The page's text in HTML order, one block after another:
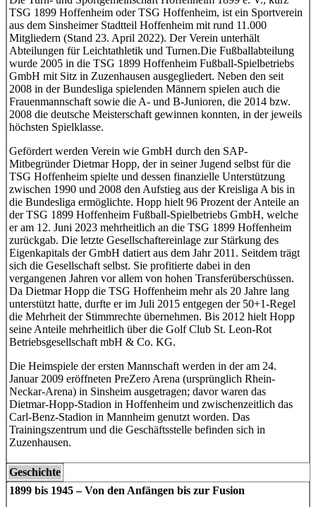
TSG 1899 Hoffenheim oder TSG Hoffenheim, ist ein Sportverein
aus dem Sinsheimer Stadtteil Hoffenheim mit rund 11.000
Mitgliedern (Stand 23. April 2022). Der Verein unterhält
Abteilungen für Leichtathletik und Turnen.Die Fußballabteilung
wurde 2005 in die TSG 1899 Hoffenheim Fußball-Spielbetriebs
GmbH mit Sitz in Zuzenhausen ausgegliedert. Neben den seit
2008 in der Bundesliga spielenden Männern spielen auch die
Frauenmannschaft sowie die A- und B-Junioren, die 2014 bzw.
2008 die deutsche Meisterschaft gewinnen konnten, in der jeweils
höchsten Spielklasse.
Gefördert werden Verein wie GmbH durch den SAP-
Mitbegründer Dietmar Hopp, der in seiner Jugend selbst für die
TSG Hoffenheim spielte und dessen finanzielle Unterstützung
zwischen 1990 und 2008 den Aufstieg aus der Kreisliga A bis in
die Bundesliga ermöglichte. Hopp hielt 96 Prozent der Anteile an
der TSG 1899 Hoffenheim Fußball-Spielbetriebs GmbH, welche
er am 12. Juni 2023 mehrheitlich an die TSG 1899 Hoffenheim
zurückgab. Die letzte Gesellschaftereinlage zur Stärkung des
Eigenkapitals der GmbH datiert aus dem Jahr 2011. Seitdem trägt
sich die Gesellschaft selbst. Sie profitierte dabei in den
vergangenen Jahren vor allem von hohen Transferüberschüssen.
Da Dietmar Hopp die TSG Hoffenheim mehr als 20 Jahre lang
unterstützt hatte, durfte er im Juli 2015 entgegen der 50+1-Regel
die Mehrheit der Stimmrechte übernehmen. Bis 2012 hielt Hopp
seine Anteile mehrheitlich über die Golf Club St. Leon-Rot
Betriebsgesellschaft mbH & Co. KG.
Die Heimspiele der ersten Mannschaft werden in der am 24.
Januar 2009 eröffneten PreZero Arena (ursprünglich Rhein-
Neckar-Arena) in Sinsheim ausgetragen; davor waren das
Dietmar-Hopp-Stadion in Hoffenheim und zwischenzeitlich das
Carl-Benz-Stadion in Mannheim genutzt worden. Das
Trainingszentrum und die Geschäftsstelle befinden sich in
Zuzenhausen.
Geschichte
1899 bis 1945 – Von den Anfängen bis zur Fusion